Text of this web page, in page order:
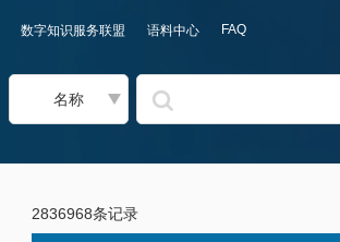
数字知识服务联盟 语料中心 FAQ
名称
2836968条记录